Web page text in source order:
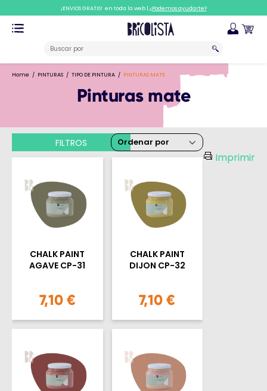
Home PINTURAS TIPO DE PINTURA PINTURAS MATE
Pinturas mate
FILTROS
Imprimir
CHALK PAINT
AGAVE CP-31
7,10 €
CHALK PAINT
DIJON CP-32
7,10 €
¡ENVIOS GRATIS! en toda la web | ¿Podemos ayudarte?